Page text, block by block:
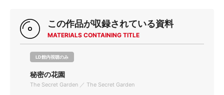
この作品が収録されている資料
MATERIALS CONTAINING TITLE
LD館内視聴のみ
秘密の花園
The Secret Garden ／ The Secret Garden